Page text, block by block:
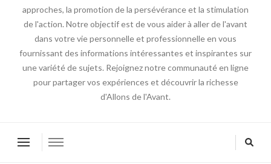
approches, la promotion de la persévérance et la stimulation
de l'action. Notre objectif est de vous aider à aller de l'avant
dans votre vie personnelle et professionnelle en vous
fournissant des informations intéressantes et inspirantes sur
une variété de sujets. Rejoignez notre communauté en ligne
pour partager vos expériences et découvrir la richesse
d'Allons de l'Avant.